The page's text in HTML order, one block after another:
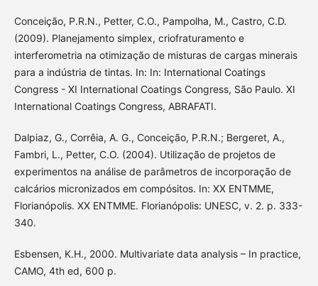
Conceição, P.R.N., Petter, C.O., Pampolha, M., Castro, C.D.
(2009). Planejamento simplex, criofraturamento e
interferometria na otimização de misturas de cargas minerais
para a indústria de tintas. In: In: International Coatings
Congress - XI International Coatings Congress, São Paulo. XI
International Coatings Congress, ABRAFATI.
Dalpiaz, G., Corrêia, A. G., Conceição, P.R.N.; Bergeret, A.,
Fambri, L., Petter, C.O. (2004). Utilização de projetos de
experimentos na análise de parâmetros de incorporação de
calcários micronizados em compósitos. In: XX ENTMME,
Florianópolis. XX ENTMME. Florianópolis: UNESC, v. 2. p. 333-
340.
Esbensen, K.H., 2000. Multivariate data analysis – In practice,
CAMO, 4th ed, 600 p.